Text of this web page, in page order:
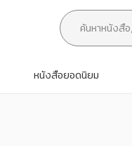
หนังสือยอดนิยม